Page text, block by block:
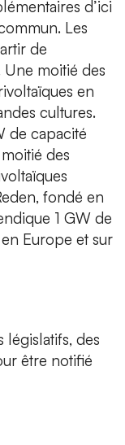
d’ici
Les
de
moitié des
en
cultures.
de capacité
des
fondé en
1 GW de
Europe et sur
législatifs, des
être notifié